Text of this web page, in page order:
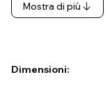
Mostra di più
Dimensioni: